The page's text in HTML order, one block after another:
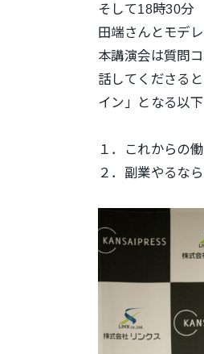
そして18時30分
田端さんとモデ
本講演会は質問
話してくださる
イン」となる以
１．これからの
２．副業やるな